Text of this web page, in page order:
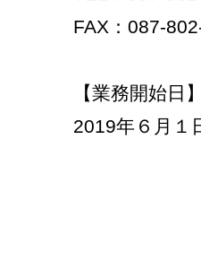
FAX：087-
【業務開始日
2019年６月１